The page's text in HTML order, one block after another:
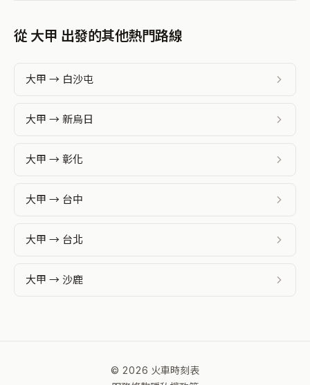
從 大甲 出發的其他熱門路線
大甲 → 白沙屯
大甲 → 新烏日
大甲 → 彰化
大甲 → 台中
大甲 → 台北
大甲 → 沙鹿
© 2026 火車時刻表